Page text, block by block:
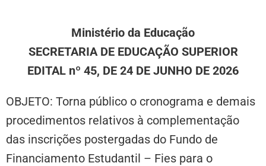
Ministério da Educação
SECRETARIA DE EDUCAÇÃO SUPERIOR
EDITAL nº 45, DE 24 DE JUNHO DE 2026
OBJETO: Torna público o cronograma e demais
procedimentos relativos à complementação
das inscrições postergadas do Fundo de
Financiamento Estudantil – Fies para o